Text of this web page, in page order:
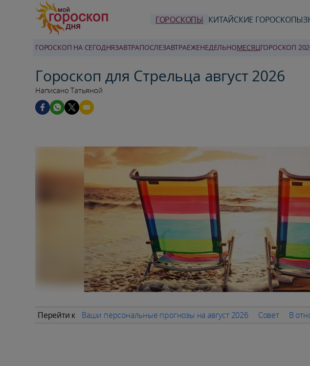
ГОРОСКОПЫ КИТАЙСКИЕ ГОРОСКОПЫ
ГОРОСКОП НА СЕГОДНЯЗАВТРАПОСЛЕЗАВТРАЕЖЕНЕДЕЛЬНОMЕСЯЦГОРОСКОП
Гороскоп для Стрельца август 2026
Написано Татьяной
Перейти к Ваши персональные прогнозы на август 2026 Совет В